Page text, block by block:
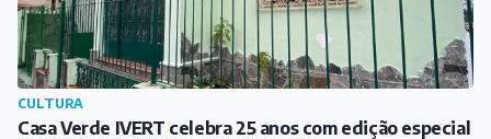
CULTURA
Casa Verde IVERT celebra 25 anos com edição especial